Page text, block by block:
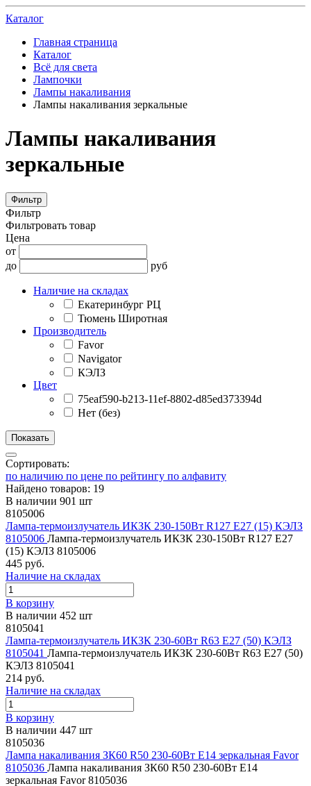
Каталог
Главная страница
Каталог
Всё для света
Лампочки
Лампы накаливания
Лампы накаливания зеркальные
Лампы накаливания
зеркальные
Фильтр
Фильтр
Фильтровать товар
Цена
от
до
руб
Наличие на складах
Екатеринбург РЦ
Тюмень Широтная
Производитель
Favor
Navigator
КЭЛЗ
Цвет
75eaf590-b213-11ef-8802-d85ed373394d
Нет (без)
Сортировать:
по наличию по цене по рейтингу по алфавиту
Найдено товаров: 19
В наличии 901 шт
8105006
Лампа-термоизлучатель ИКЗК 230-150Вт R127 E27 (15) КЭЛЗ
8105006 Лампа-термоизлучатель ИКЗК 230-150Вт R127 E27
(15) КЭЛЗ 8105006
445 руб.
Наличие на складах
В корзину
В наличии 452 шт
8105041
Лампа-термоизлучатель ИКЗК 230-60Вт R63 E27 (50) КЭЛЗ
8105041 Лампа-термоизлучатель ИКЗК 230-60Вт R63 E27 (50)
КЭЛЗ 8105041
214 руб.
Наличие на складах
В корзину
В наличии 447 шт
8105036
Лампа накаливания ЗК60 R50 230-60Вт E14 зеркальная Favor
8105036 Лампа накаливания ЗК60 R50 230-60Вт E14
зеркальная Favor 8105036